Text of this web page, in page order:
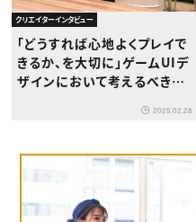
クリエイターインタビュー
「どうすれば心地よくプレイで
きるか、を大切に」ゲームUIデ
ザインにおいて考えるべきこ
室長・植田雅生氏インタビュ
2025.02.28